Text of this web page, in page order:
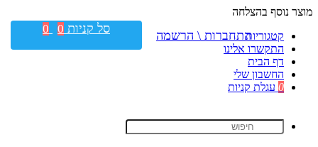
מוצר נוסף בהצלחה
קטגוריות
התקשרו אלינו
דף הבית
החשבון שלי
0 עגלת קניות
התחברות \ הרשמה סל קניות 0
0